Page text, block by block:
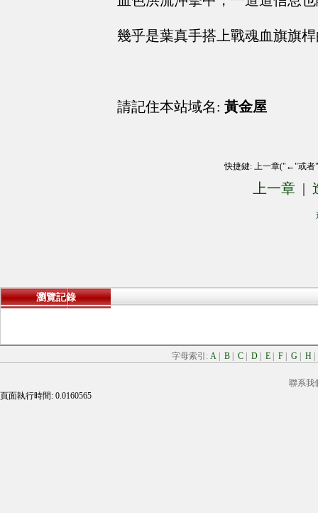
幾乎是葉真手搭上戰魂血旗旗
請記住本站域名: 黃金屋
快捷鍵: 上一章("←"或
上一章 |
瀏覽記錄
字母索引: A B C D E F G H
聯系我
頁面執行時間: 0.0160565